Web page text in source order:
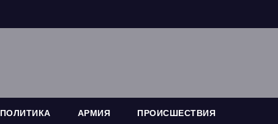
ПОЛИТИКА АРМИЯ ПРОИСШЕСТВИЯ